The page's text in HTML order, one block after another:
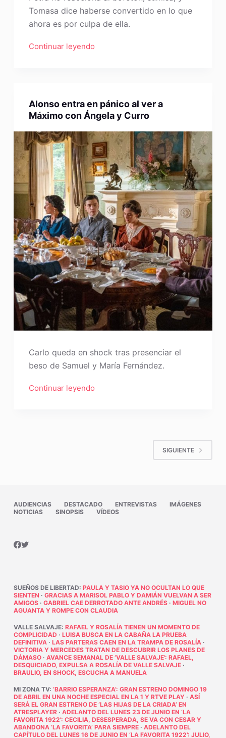
Tomasa dice haberse convertido en lo que
ahora es por culpa de ella.
Continuar leyendo
Alonso entra en pánico al ver a
Máximo con Ángela y Curro
Carlo queda en shock tras presenciar el
beso de Samuel y María Fernández.
Continuar leyendo
SIGUIENTE
AUDIENCIAS DESTACADO ENTREVISTAS
IMÁGENES
NOTICIAS
SINOPSIS VÍDEOS
SUEÑOS DE LIBERTAD: PAULA Y TASIO YA NO OCULTAN LO QUE
SIENTEN · GRACIAS A MARISOL PABLO Y DAMIÁN VUELVAN A SER
AMIGOS· GABRIEL CAE DERROTADO ANTE ANDRÉS· MIGUEL NO
AGUANTA Y ROMPE CON CLAUDIA
VALLE SALVAJE: RAFAEL Y ROSALÍA TIENEN UN MOMENTO DE
COMPLICIDAD · LUISA BUSCA EN LA CABAÑA LA PRUEBA
DEFINITIVA· LAS PARTERAS CAEN EN LA TRAMPA DE ROSALÍA·
VICTORIA Y MERCEDES TRATAN DE DESCUBRIR LOS PLANES DE
DÁMASO· AVANCE SEMANAL DE ‘VALLE SALVAJE’: RAFAEL,
DESQUICIADO, EXPULSA A ROSALÍA DE VALLE SALVAJE·
BRAULIO, EN SHOCK, ESCUCHA A MANUELA
MI ZONA TV: ‘BARRIO ESPERANZA’: GRAN ESTRENO DOMINGO 19
DE ABRIL EN UNA NOCHE ESPECIAL EN LA 1 Y RTVE PLAY· ASÍ
SERÁ EL GRAN ESTRENO DE ‘LAS HIJAS DE LA CRIADA’ EN
ATRESPLAYER· ADELANTO DEL LUNES 23 DE JUNIO EN ‘LA
FAVORITA 1922’: CECILIA, DESESPERADA, SE VA CON CESAR Y
ABANDONA ‘LA FAVORITA’ PARA SIEMPRE· ADELANTO DEL
CAPÍTULO DEL LUNES 16 DE JUNIO EN ‘LA FAVORITA 1922’: JULIO,